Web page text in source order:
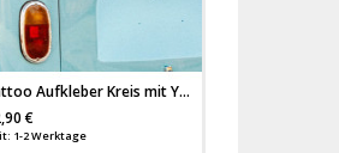
Autotattoo Aufkleber Kreis mit Ying Yang Berge Meer Wald Wellen Sticker Auto Bus Wohnmobil M2503
€
1-2 Werktage